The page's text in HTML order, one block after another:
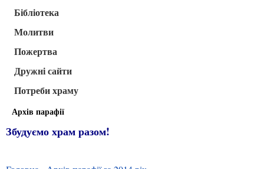
Бібліотека
Молитви
Пожертва
Дружні сайти
Потреби храму
Архів парафії
Збудуємо храм разом!